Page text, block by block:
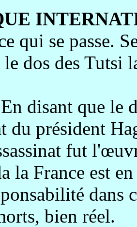
qui se passe.
dos des Tutsi
disant que le
du président
fut
la France est
dans
bien réel.